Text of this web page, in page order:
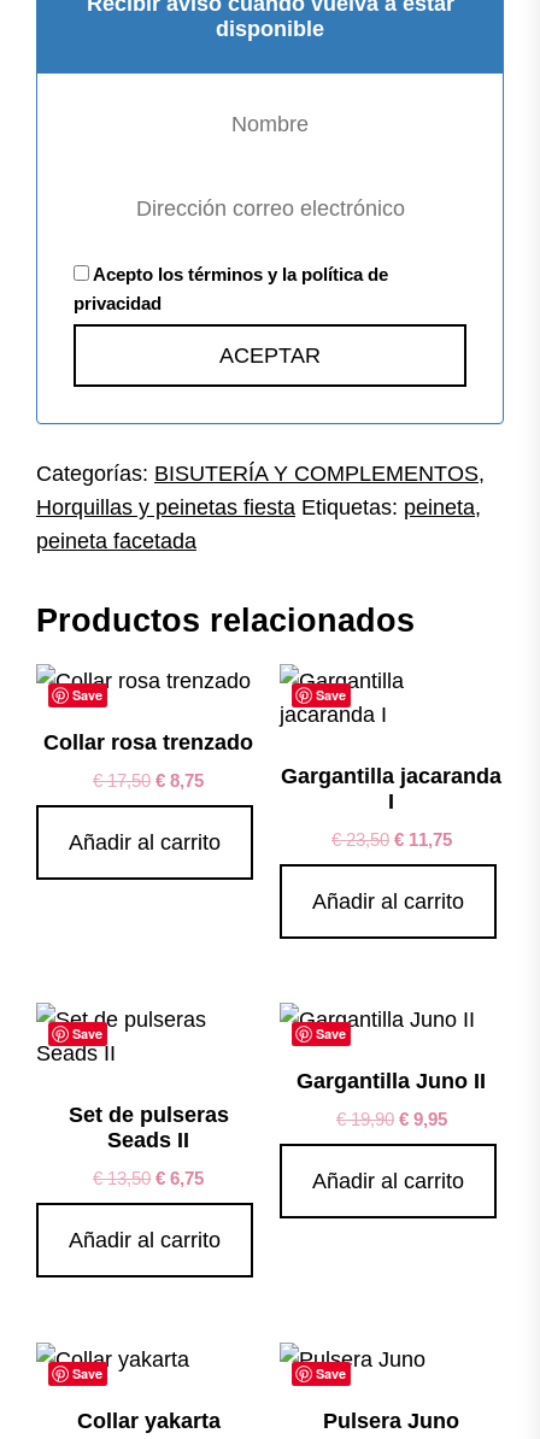
disponible
Acepto los términos y la política de
privacidad
Categorías: BISUTERÍA Y COMPLEMENTOS,
Horquillas y peinetas fiesta Etiquetas: peineta,
peineta facetada
Productos relacionados
Save
Collar rosa trenzado
€17,50 € 8,75
Añadir al carrito
Save
Gargantilla jacaranda
I
€23,50 €11,75
Añadir al carrito
Save
Set de pulseras
Seads II
€13,50 € 6,75
Añadir al carrito
Save
Gargantilla Juno II
€19,90 €9,95
Añadir al carrito
Save
Collar yakarta
Save
Pulsera Juno